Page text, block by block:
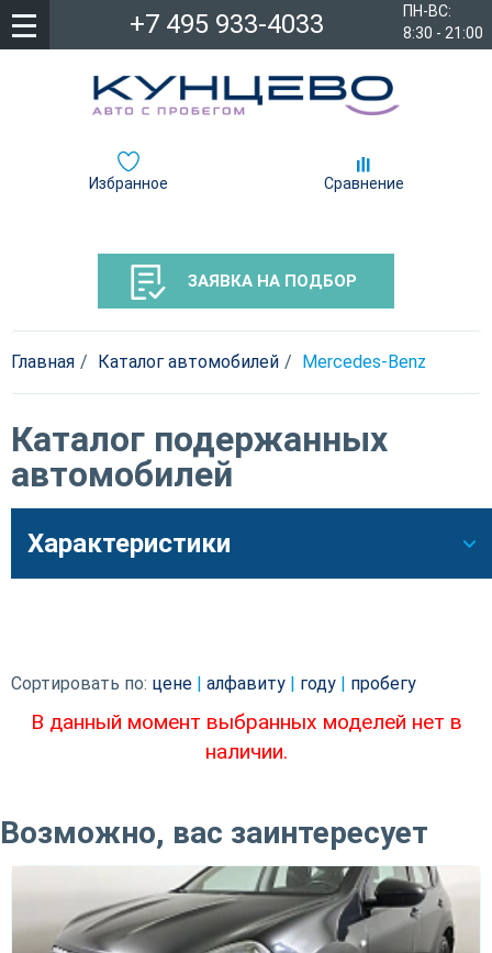
ПН-ВС:
8:30 - 21:00
+7 495 933-4033
Избранное Сравнение
ЗАЯВКА НА ПОДБОР
Главная Каталог автомобилей Mercedes-Benz
Каталог подержанных
автомобилей
Характеристики
Сортировать по: цене алфавиту году пробегу
В данный момент выбранных моделей нет в
наличии.
Возможно, вас заинтересует